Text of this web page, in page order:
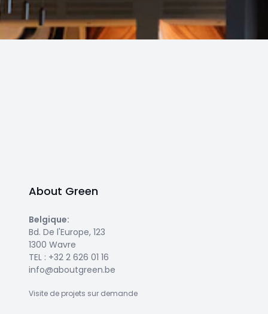
About Green
Belgique:
Bd. De l'Europe, 123
1300 Wavre
TEL : +32 2 626 01 16
info@aboutgreen.be
Visite de projets sur demande